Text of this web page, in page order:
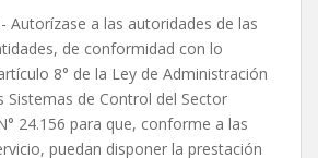
Autorízase a las autoridades de las
de conformidad con lo
8° de la Ley de Administración
Sistemas de Control del Sector
24.156 para que, conforme a las
puedan disponer la prestación